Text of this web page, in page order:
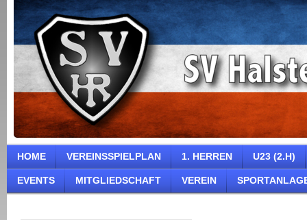
HOME VEREINSSPIELPLAN 1. HERREN U23 (2.H)
EVENTS MITGLIEDSCHAFT VEREIN